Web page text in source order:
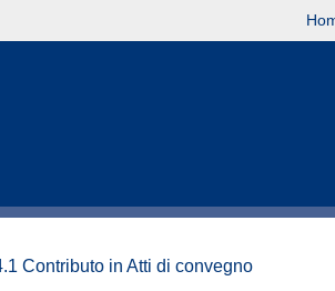
Contributo in Atti di convegno